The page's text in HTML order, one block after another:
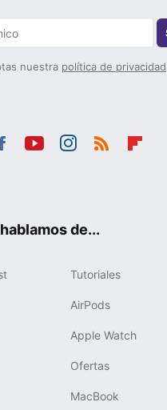
nuestra política de privacidad
de...
Tutoriales
AirPods
Apple Watch
Ofertas
MacBook